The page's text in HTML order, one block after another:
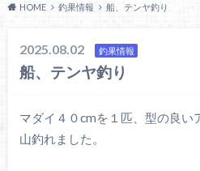
HOME 釣果情報 船、テンヤ釣り
2025.08.02 釣果情報
船、テンヤ釣り
マダイ４０cmを１匹、型の良い
山釣れました。